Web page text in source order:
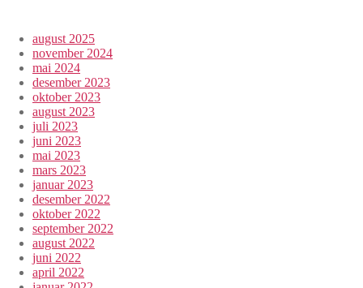
august 2025
november 2024
mai 2024
desember 2023
oktober 2023
august 2023
juli 2023
juni 2023
mai 2023
mars 2023
januar 2023
desember 2022
oktober 2022
september 2022
august 2022
juni 2022
april 2022